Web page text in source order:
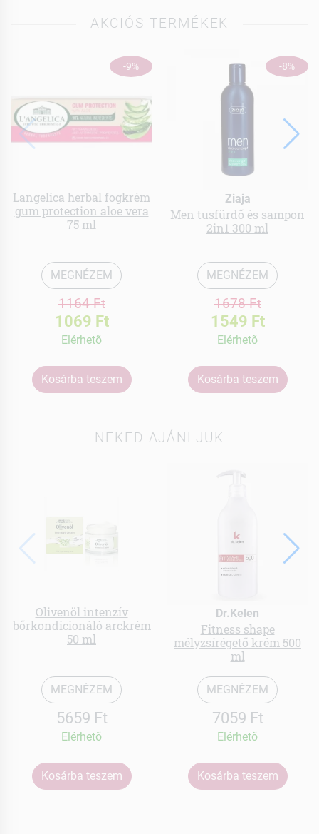
AKCIÓS TERMÉKEK
-9%
Langelica herbal fogkrém
gum protection aloe vera
75 ml
MEGNÉZEM
1164 Ft
1069 Ft
Elérhetõ
Kosárba teszem
-8%
Ziaja
Men tusfürdő és sampon
2in1 300 ml
MEGNÉZEM
1678 Ft
1549 Ft
Elérhetõ
Kosárba teszem
NEKED AJÁNLJUK
Olivenöl intenzív
bőrkondicionáló arckrém
50 ml
MEGNÉZEM
5659 Ft
Elérhetõ
Kosárba teszem
Dr.Kelen
Fitness shape
mélyzsírégető krém 500
ml
MEGNÉZEM
7059 Ft
Elérhetõ
Kosárba teszem